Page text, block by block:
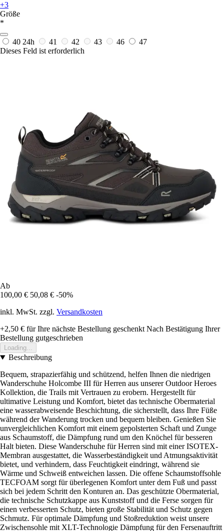
+3
Größe
*
40 24h 41 42 43 46
47
Dieses Feld ist erforderlich
Ab
100,00 € 50,08 € -50%
inkl. MwSt. zzgl. Versandkosten
+2,50 € für Ihre nächste Bestellung geschenkt Nach Bestätigung Ihrer
Bestellung gutgeschrieben
Loading...
Beschreibung
Bequem, strapazierfähig und schützend, helfen Ihnen die niedrigen
Wanderschuhe Holcombe III für Herren aus unserer Outdoor Heroes
Kollektion, die Trails mit Vertrauen zu erobern. Hergestellt für
ultimative Leistung und Komfort, bietet das technische Obermaterial
eine wasserabweisende Beschichtung, die sicherstellt, dass Ihre Füße
während der Wanderung trocken und bequem bleiben. Genießen Sie
unvergleichlichen Komfort mit einem gepolsterten Schaft und Zunge
aus Schaumstoff, die Dämpfung rund um den Knöchel für besseren
Halt bieten. Diese Wanderschuhe für Herren sind mit einer ISOTEX-
Membran ausgestattet, die Wasserbeständigkeit und Atmungsaktivität
bietet, und verhindern, dass Feuchtigkeit eindringt, während sie
Wärme und Schweiß entweichen lassen. Die offene Schaumstoffsohle
TECFOAM sorgt für überlegenen Komfort unter dem Fuß und passt
sich bei jedem Schritt den Konturen an. Das geschützte Obermaterial,
die technische Schutzkappe aus Kunststoff und die Ferse sorgen für
einen verbesserten Schutz, bieten große Stabilität und Schutz gegen
Schmutz. Für optimale Dämpfung und Stoßreduktion weist unsere
Zwischensohle mit XLT-Technologie Dämpfung für den Fersenauftritt